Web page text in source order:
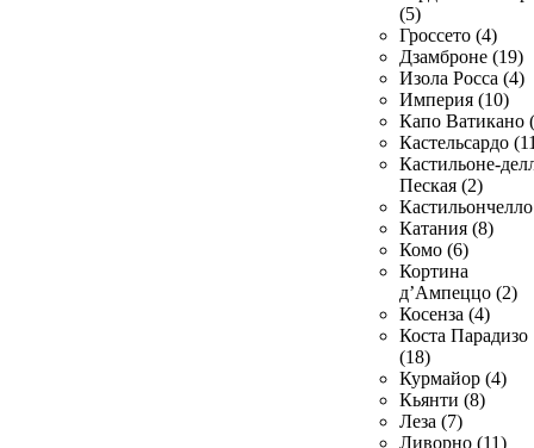
(5)
Гроссето (4)
Дзамброне (19)
Изола Росса (4)
Империя (10)
Капо Ватикано
Кастельсардо
Кастильоне-
Пеская (2)
Катания (8)
Комо (6)
Кортина
д’Ампеццо (2)
Косенза (4)
Коста Парадизо
(18)
Курмайор (4)
Кьянти (8)
Леза (7)
Ливорно (11)